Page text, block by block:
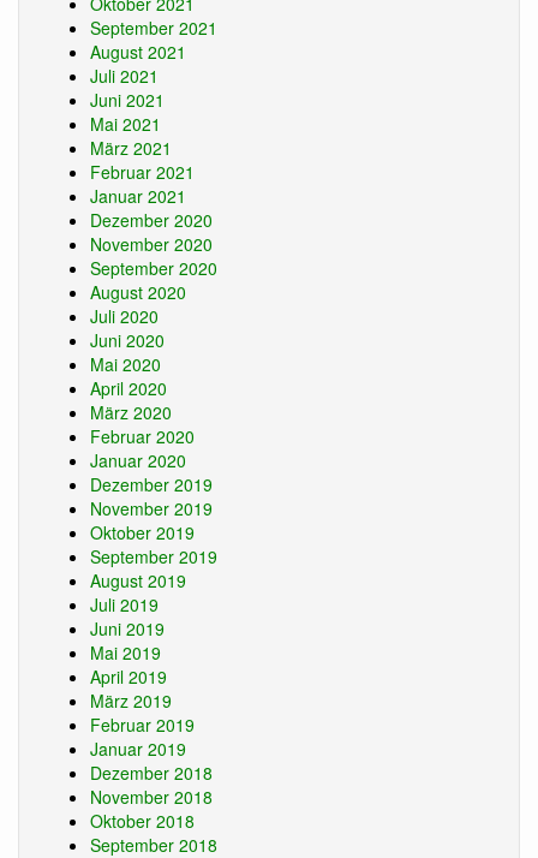
September 2021
August 2021
Juli 2021
Juni 2021
Mai 2021
März 2021
Februar 2021
Januar 2021
Dezember 2020
November 2020
September 2020
August 2020
Juli 2020
Juni 2020
Mai 2020
April 2020
März 2020
Februar 2020
Januar 2020
Dezember 2019
November 2019
Oktober 2019
September 2019
August 2019
Juli 2019
Juni 2019
Mai 2019
April 2019
März 2019
Februar 2019
Januar 2019
Dezember 2018
November 2018
Oktober 2018
September 2018